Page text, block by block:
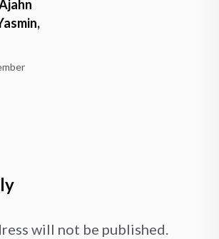
will not be published.